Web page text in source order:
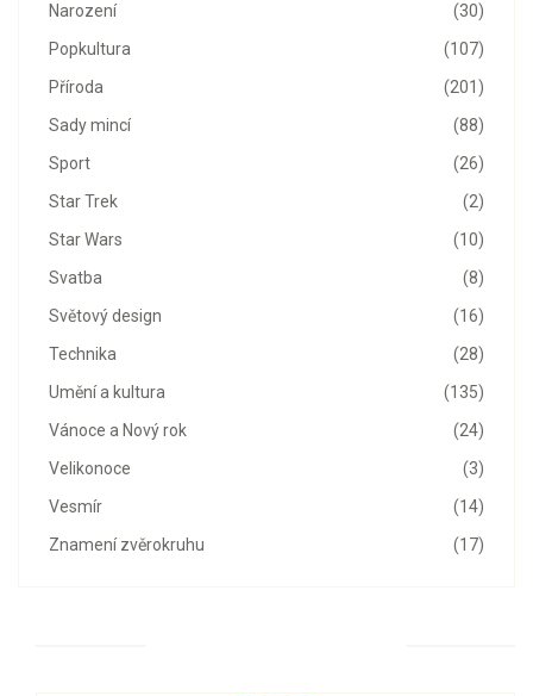
(30)
Narození
(107)
Popkultura
(201)
Příroda
(88)
Sady mincí
(26)
Sport
(2)
Star Trek
(10)
Star Wars
(8)
Svatba
(16)
Světový design
(28)
Technika
(135)
Umění a kultura
(24)
Vánoce a Nový rok
(3)
Velikonoce
(14)
Vesmír
(17)
Znamení zvěrokruhu